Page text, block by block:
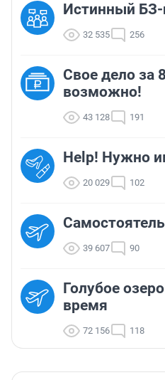
Истинный
32 535 256
Свое дело за
возможно!
43 128 191
Help! Нужно
20 029 102
39 607 90
Голубое
время
72 156 118